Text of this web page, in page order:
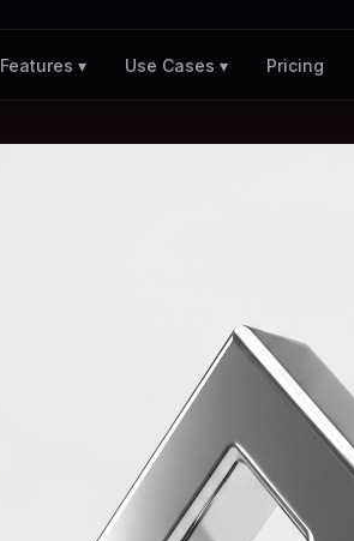
Features ▾ Use Cases ▾ Pricing